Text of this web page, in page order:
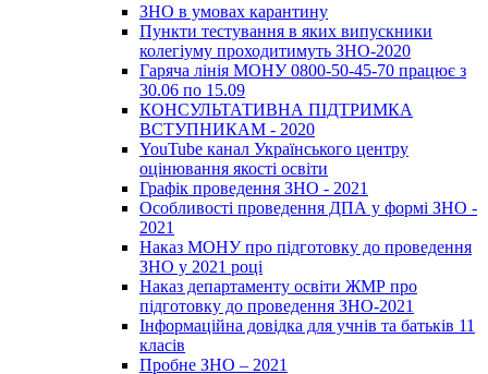
ЗНО в умовах карантину
Пункти тестування в яких випускники
колегіуму проходитимуть ЗНО-2020
Гаряча лінія МОНУ 0800-50-45-70 працює з
30.06 по 15.09
КОНСУЛЬТАТИВНА ПІДТРИМКА
ВСТУПНИКАМ - 2020
YouTube канал Українського центру
оцінювання якості освіти
Графік проведення ЗНО - 2021
Особливості проведення ДПА у формі ЗНО -
2021
Наказ МОНУ про підготовку до проведення
ЗНО у 2021 році
Наказ департаменту освіти ЖМР про
підготовку до проведення ЗНО-2021
Інформаційна довідка для учнів та батьків 11
класів
Пробне ЗНО – 2021